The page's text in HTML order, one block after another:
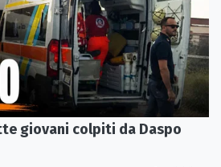
giovani colpiti da Daspo